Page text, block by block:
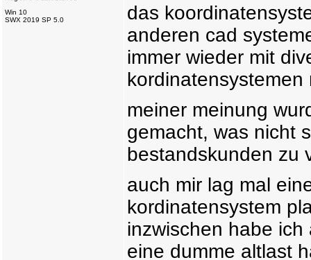
Win 10
SWX 2019 SP 5.0
das
anderen cad
immer wieder mit
meiner meinung
gemacht, was nicht
bestandskunden zu
auch mir lag mal
kordinatensystem
inzwischen habe
eine dumme altlast